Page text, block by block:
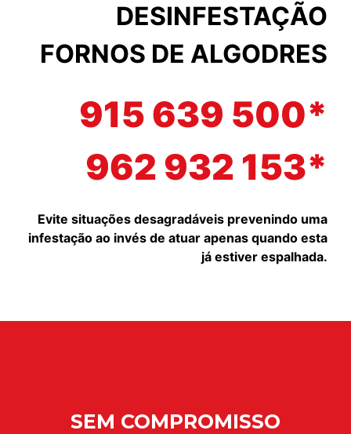
DESINFESTAÇÃO
FORNOS DE ALGODRES
915 639 500*
962 932 153*
Evite situações desagradáveis prevenindo uma
infestação ao invés de atuar apenas quando esta
já estiver espalhada.
SEM COMPROMISSO